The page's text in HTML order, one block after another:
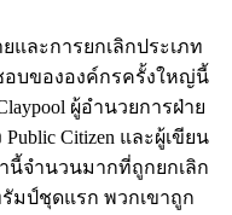
และการยกเลิกประเภท
บขององค์กรครั้งใหญ่นี้
ผู้อำนวยการฝ่าย
Citizen และผู้เขียน
นี้จำนวนมากที่ถูกยกเลิก
มป์ชุดแรก พวกเขาถูก